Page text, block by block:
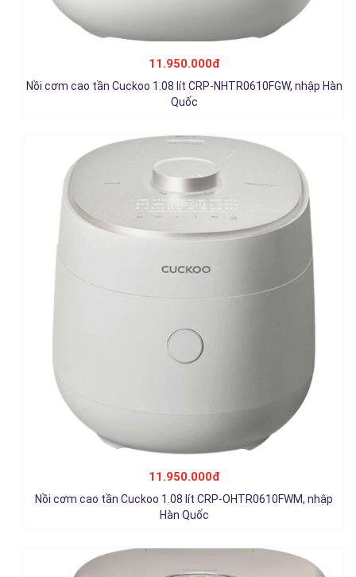
11.950.000đ
Nồi cơm cao tần Cuckoo 1.08 lít CRP-NHTR0610FGW, nhập Hàn
Quốc
11.950.000đ
Nồi cơm cao tần Cuckoo 1.08 lít CRP-OHTR0610FWM, nhập
Hàn Quốc
Nồi cơm cao tần Cuckoo 1.08 lít CRP-OHTR0610FWM, nhập
Hàn Quốc
Chi tiết
Nồi cơm cao tần Cuckoo 1.8 lít CRP-NHTR1010FP, nhập Hàn
Quốc
Chi tiết